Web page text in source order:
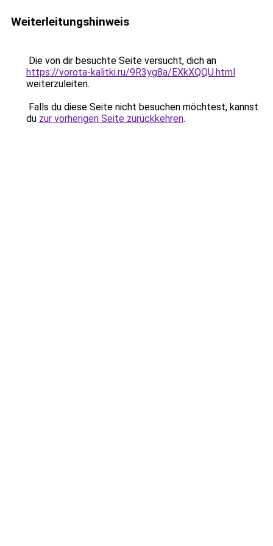
Weiterleitungshinweis
Die von dir besuchte Seite versucht, dich an
https://vorota-kalitki.ru/9R3yg8a/EXkXQQU.html
weiterzuleiten.
Falls du diese Seite nicht besuchen möchtest, kannst
du zur vorherigen Seite zurückkehren.